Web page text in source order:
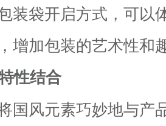
装袋开启方式，可以
增加包装的艺术性和
性结合
国风元素巧妙地与产